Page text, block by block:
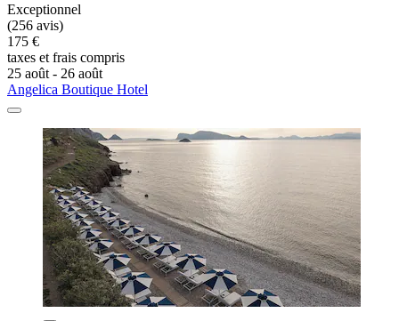
Exceptionnel
(256 avis)
175 €
taxes et frais compris
25 août - 26 août
Angelica Boutique Hotel